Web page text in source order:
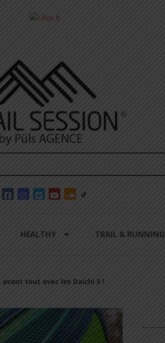
HEALTHY TRAIL & RUNNING
tout avec les Daichi 3 !